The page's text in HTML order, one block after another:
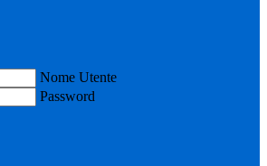
Nome Utente
Password